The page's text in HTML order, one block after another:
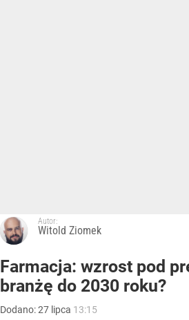
Autor:
Witold Ziomek
Farmacja: wzrost pod
branżę do 2030 roku?
Dodano:27 lipca 13:15